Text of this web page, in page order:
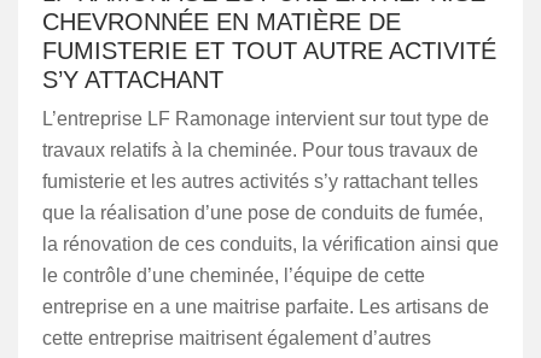
CHEVRONNÉE EN MATIÈRE DE
FUMISTERIE ET TOUT AUTRE ACTIVITÉ
S’Y ATTACHANT
L’entreprise LF Ramonage intervient sur tout type de
travaux relatifs à la cheminée. Pour tous travaux de
fumisterie et les autres activités s’y rattachant telles
que la réalisation d’une pose de conduits de fumée,
la rénovation de ces conduits, la vérification ainsi que
le contrôle d’une cheminée, l’équipe de cette
entreprise en a une maitrise parfaite. Les artisans de
cette entreprise maitrisent également d’autres